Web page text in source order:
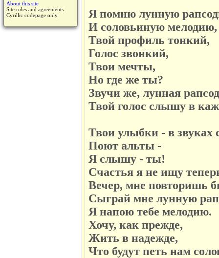
About this site
Site rules and agreements.
Cyrillic codepage only.
Я помню лунную
И соловьиную мелодию,
Твой профиль тонкий,
Голос звонкий,
Твои мечты,
Но где же ты?
Звучи же, лунная
Твой голос слышу в
Твои улыбки - в звуках
Поют альты -
Я слышу - ты!
Счастья я не ищу
Вечер, мне повторишь
Сыграй мне лунную
Я напою тебе мелодию.
Хочу, как прежде,
Жить в надежде,
Что будут петь нам